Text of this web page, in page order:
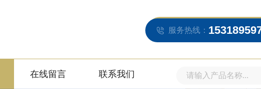
服务热线：
在线留言 联系我们